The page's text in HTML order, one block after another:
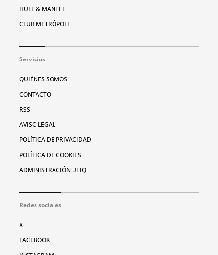
HULE & MANTEL
CLUB METRÓPOLI
Servicios
QUIÉNES SOMOS
CONTACTO
RSS
AVISO LEGAL
POLÍTICA DE PRIVACIDAD
POLÍTICA DE COOKIES
ADMINISTRACIÓN UTIQ
Redes sociales
X
FACEBOOK